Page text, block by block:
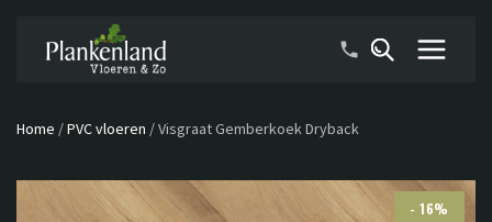
Home /PVC vloeren /Visgraat Gemberkoek Dryback
- 16%